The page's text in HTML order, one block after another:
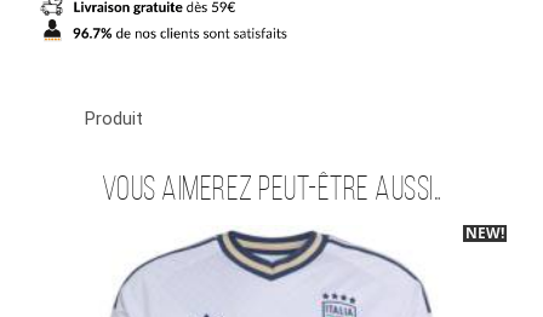
Produit
Vous aimerez peut-être aussi…
-40%
NEW!